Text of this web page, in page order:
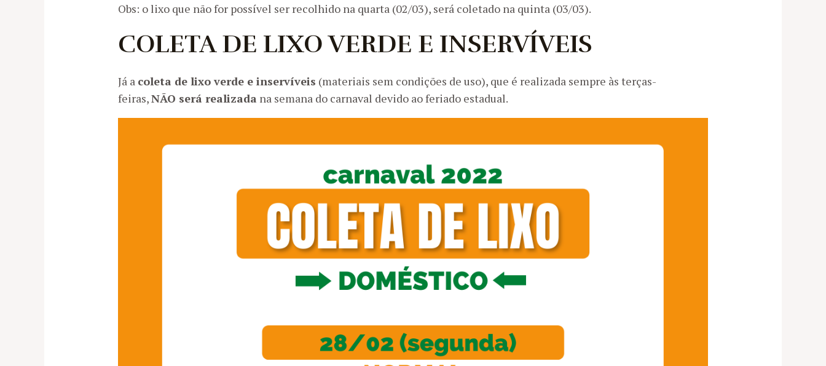
Obs: o lixo que não for possível ser recolhido na quarta (02/03), será coletado na quinta (03/03).
COLETA DE LIXO VERDE E INSERVÍVEIS
Já a coleta de lixo verde e inservíveis (materiais sem condições de uso), que é realizada sempre às terças-
feiras,NÃO será realizada na semana do carnaval devido ao feriado estadual.